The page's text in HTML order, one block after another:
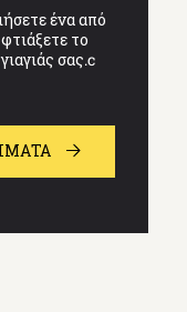
ένα από
το
σας.c